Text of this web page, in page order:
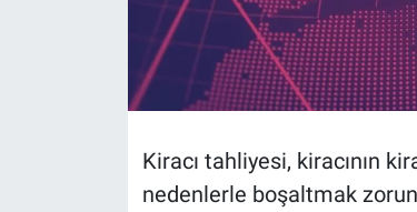
Kiracı tahliyesi, kiracının
nedenlerle boşaltmak